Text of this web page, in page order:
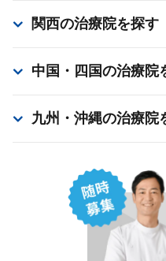
関西の治療院を探す
中国・四国の治療院
九州・沖縄の治療院